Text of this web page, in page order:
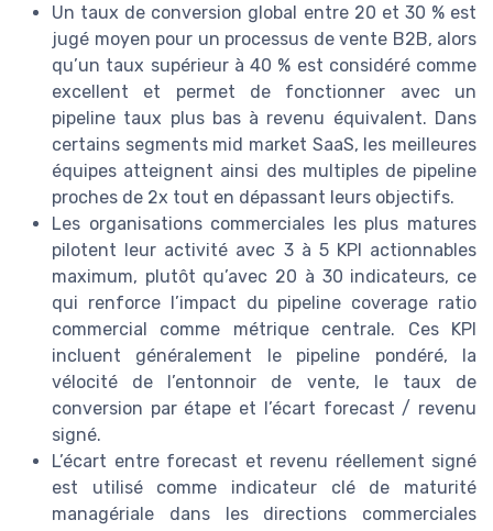
Un taux de conversion global entre 20 et 30 % est
jugé moyen pour un processus de vente B2B, alors
qu’un taux supérieur à 40 % est considéré comme
excellent et permet de fonctionner avec un
pipeline taux plus bas à revenu équivalent. Dans
certains segments mid market SaaS, les meilleures
équipes atteignent ainsi des multiples de pipeline
proches de 2x tout en dépassant leurs objectifs.
Les organisations commerciales les plus matures
pilotent leur activité avec 3 à 5 KPI actionnables
maximum, plutôt qu’avec 20 à 30 indicateurs, ce
qui renforce l’impact du pipeline coverage ratio
commercial comme métrique centrale. Ces KPI
incluent généralement le pipeline pondéré, la
vélocité de l’entonnoir de vente, le taux de
conversion par étape et l’écart forecast / revenu
signé.
L’écart entre forecast et revenu réellement signé
est utilisé comme indicateur clé de maturité
managériale dans les directions commerciales